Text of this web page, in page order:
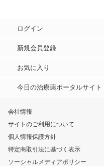
ログイン
新規会員登録
お気に入り
今日の治療薬ポータルサイト
会社情報
サイトのご利用について
個人情報保護方針
特定商取引法に基づく表示
ソーシャルメディアポリシー